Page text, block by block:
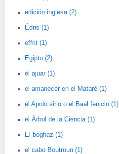
edición inglesa (2)
Édris (1)
effrit (1)
Egipto (2)
el ajuar (1)
el amanecer en el Mataré (1)
el Apolo sirio o el Baal fenicio (1)
el Árbol de la Ciencia (1)
El boghaz (1)
el cabo Boutroun (1)